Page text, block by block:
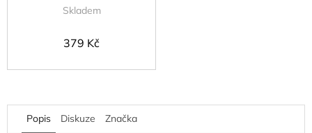
Skladem
379 Kč
Popis Diskuze Značka